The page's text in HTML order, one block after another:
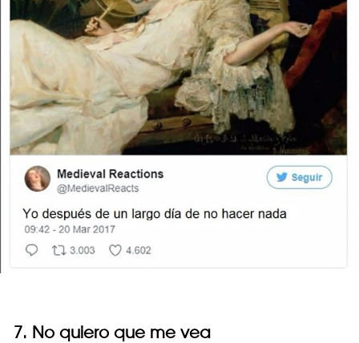
7. No quiero que me vea